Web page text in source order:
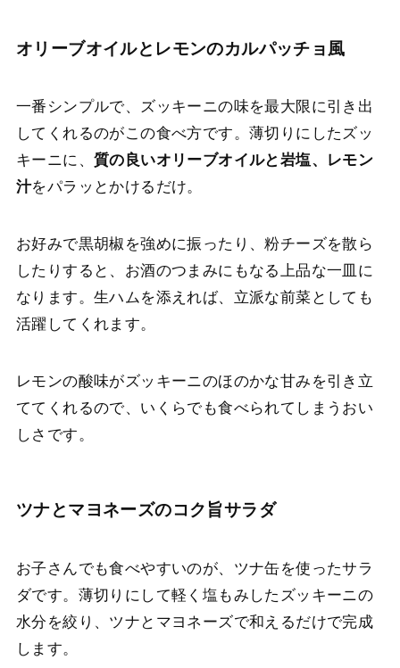
オリーブオイルとレモンのカルパッチョ風
一番シンプルで、ズッキーニの味を最大限に引き出
してくれるのがこの食べ方です。薄切りにしたズッ
キーニに、 質の良いオリーブオイルと岩塩、レモン
汁をパラッとかけるだけ。
お好みで黒胡椒を強めに振ったり、粉チーズを散ら
したりすると、お酒のつまみにもなる上品な一皿に
なります。生ハムを添えれば、立派な前菜としても
活躍してくれます。
レモンの酸味がズッキーニのほのかな甘みを引き立
ててくれるので、いくらでも食べられてしまうおい
しさです。
ツナとマヨネーズのコク旨サラダ
お子さんでも食べやすいのが、ツナ缶を使ったサラ
ダです。薄切りにして軽く塩もみしたズッキーニの
水分を絞り、ツナとマヨネーズで和えるだけで完成
します。